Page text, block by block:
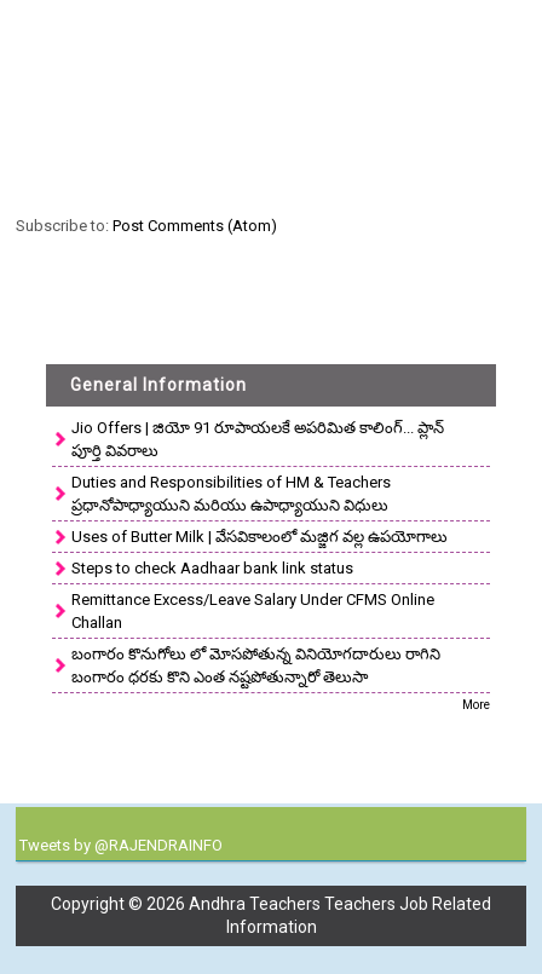
Subscribe to:Post Comments (Atom)
General Information
Jio Offers | జియో 91 రూపాయలకే అపరిమిత కాలింగ్... ప్లాన్
పూర్తి వివరాలు
Duties and Responsibilities of HM & Teachers
ప్రధానోపాధ్యాయుని మరియు ఉపాధ్యాయుని విధులు
Uses of Butter Milk | వేసవికాలంలో మజ్జిగ వల్ల ఉపయోగాలు
Steps to check Aadhaar bank link status
Remittance Excess/Leave Salary Under CFMS Online
Challan
బంగారం కొనుగోలు లో మోసపోతున్న వినియోగదారులు రాగిని
బంగారం ధరకు కొని ఎంత నష్టపోతున్నారో తెలుసా
More
Tweets by @RAJENDRAINFO
Copyright © 2026 Andhra Teachers Teachers Job Related
Information